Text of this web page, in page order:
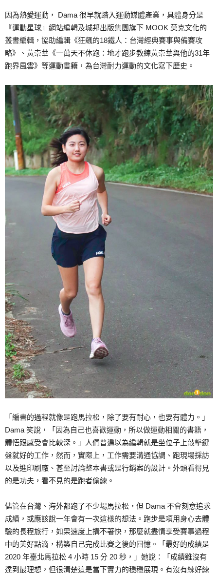
因為熱愛運動， Dama 很早就踏入運動媒體產業，具體身分是
『運動星球』網站編輯及城邦出版集團旗下 MOOK 莫克文化的
叢書編輯，協助編輯《狂飆的18鐵人：台灣經典賽事與備賽攻
略》、黃崇華《一萬天不休跑：地才跑步教練黃崇華與他的31年
跑界風雲》等運動書籍，為台灣耐力運動的文化寫下歷史。
「編書的過程就像是跑馬拉松，除了要有耐心，也要有體力。」
Dama 笑說，「因為自己也喜歡運動，所以做運動相關的書籍，
體悟跟感受會比較深。」人們普遍以為編輯就是坐位子上敲擊鍵
盤就好的工作，然而，實際上，工作需要溝通協調、跑現場採訪
以及進印刷廠、甚至討論整本書或是行銷案的設計。外頭看得見
的是功夫，看不見的是跑者偷練。
儘管在台灣、海外都跑了不少場馬拉松，但 Dama 不會刻意追求
成績，或應該說一年會有一次這樣的想法。跑步是項用身心去體
驗的長程旅行，如果速度上搆不著快，那麼就盡情享受賽事過程
中的美好點滴，構築自己完成比賽之後的回憶。「最好的成績是
2020 年臺北馬拉松 4 小時 15 分 20 秒，」她說：「成績雖沒有
達到最理想，但很清楚這是當下實力的穩穩展現。有沒有練好練